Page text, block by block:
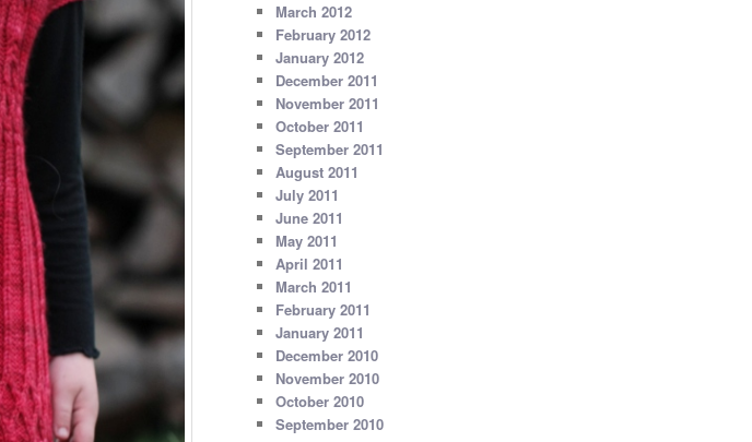
March 2012
February 2012
January 2012
December 2011
November 2011
October 2011
September 2011
August 2011
July 2011
June 2011
May 2011
April 2011
March 2011
February 2011
January 2011
December 2010
November 2010
October 2010
September 2010